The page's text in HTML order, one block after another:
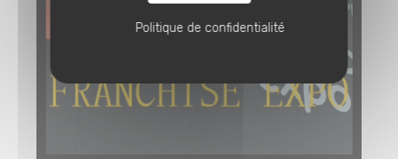
Politique de confidentialité